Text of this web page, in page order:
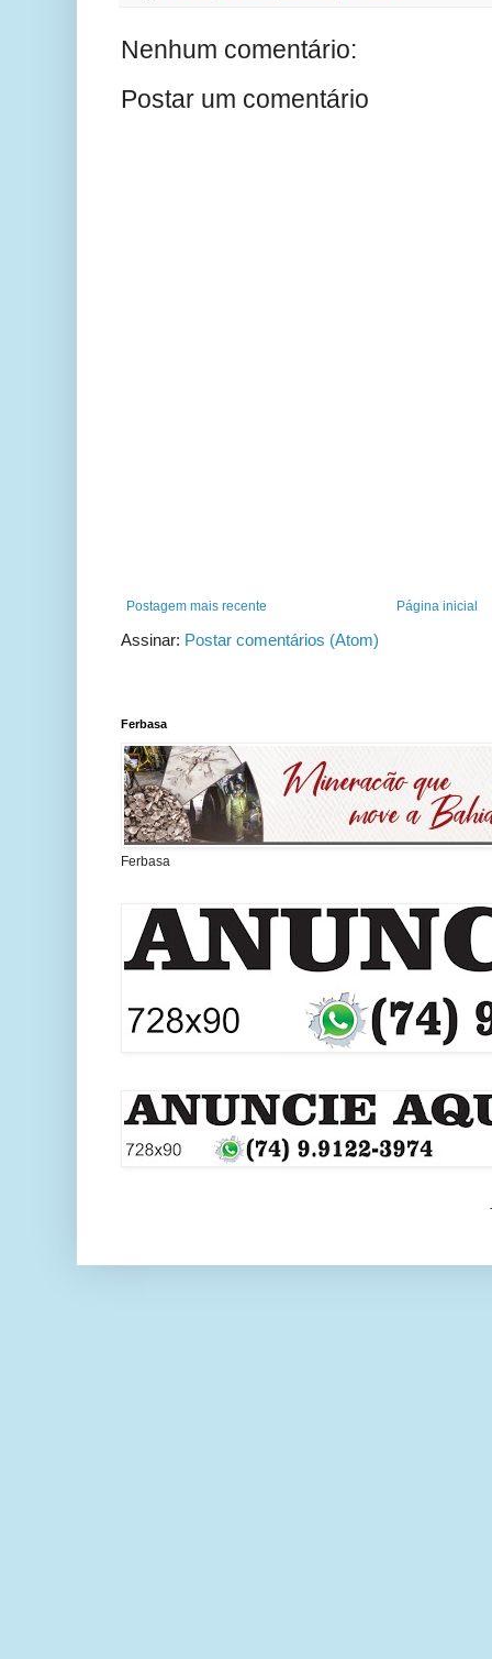
Nenhum comentário:
Postar um comentário
Postagem mais recente Página inicial
Assinar: Postar comentários (Atom)
Ferbasa
Ferbasa